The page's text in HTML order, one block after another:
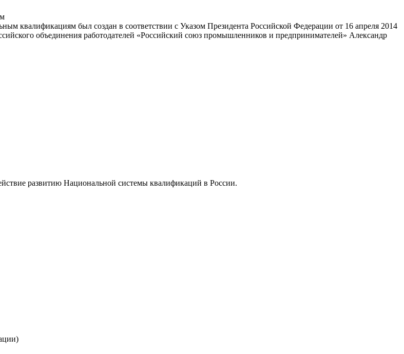
квалификациям был создан в соответствии с Указом Президента Российской Федерации от 16 апреля 2014
объединения работодателей «Российский союз промышленников и предпринимателей» Александр
развитию Национальной системы квалификаций в России.